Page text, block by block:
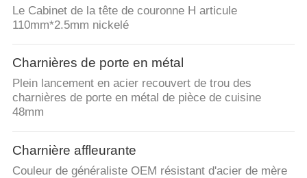
Le Cabinet de la tête de couronne H articule
110mm*2.5mm nickelé
Charnières de porte en métal
Plein lancement en acier recouvert de trou des
charnières de porte en métal de pièce de cuisine
48mm
Charnière affleurante
Couleur de généraliste OEM résistant d'acier de mère